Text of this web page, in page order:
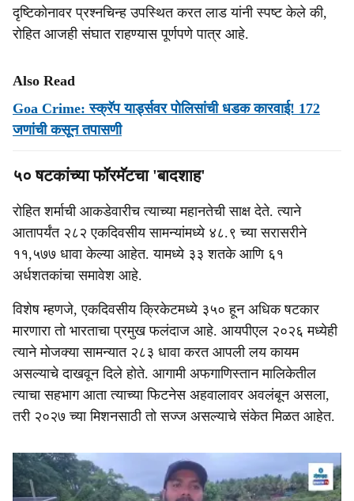
दृष्टिकोनावर प्रश्नचिन्ह उपस्थित करत लाड यांनी स्पष्ट केले की,
रोहित आजही संघात राहण्यास पूर्णपणे पात्र आहे.
Also Read
Goa Crime: स्क्रॅप यार्ड्सवर पोलिसांची धडक कारवाई! 172
जणांची कसून तपासणी
५० षटकांच्या फॉरमॅटचा 'बादशाह'
रोहित शर्माची आकडेवारीच त्याच्या महानतेची साक्ष देते. त्याने
आतापर्यंत २८२ एकदिवसीय सामन्यांमध्ये ४८.९ च्या सरासरीने
११,५७७ धावा केल्या आहेत. यामध्ये ३३ शतके आणि ६१
अर्धशतकांचा समावेश आहे.
विशेष म्हणजे, एकदिवसीय क्रिकेटमध्ये ३५० हून अधिक षटकार
मारणारा तो भारताचा प्रमुख फलंदाज आहे. आयपीएल २०२६ मध्येही
त्याने मोजक्या सामन्यात २८३ धावा करत आपली लय कायम
असल्याचे दाखवून दिले होते. आगामी अफगाणिस्तान मालिकेतील
त्याचा सहभाग आता त्याच्या फिटनेस अहवालावर अवलंबून असला,
तरी २०२७ च्या मिशनसाठी तो सज्ज असल्याचे संकेत मिळत आहेत.